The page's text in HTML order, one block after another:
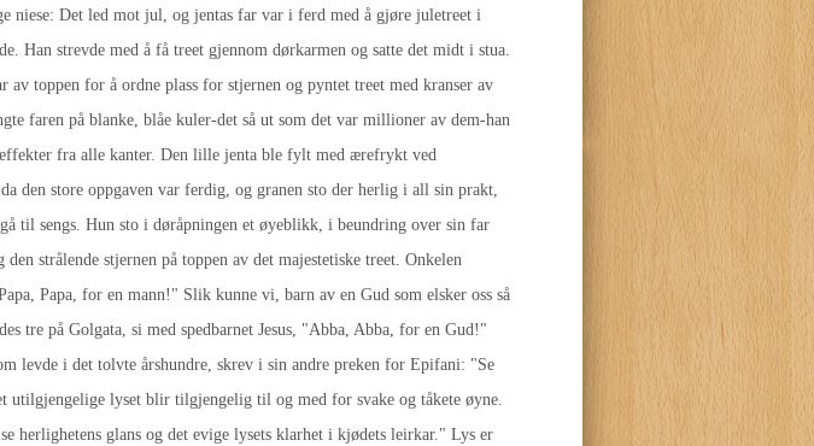
niese: Det led mot jul, og jentas far var i ferd med å gjøre juletreet i
Han strevde med å få treet gjennom dørkarmen og satte det midt i stua.
av toppen for å ordne plass for stjernen og pyntet treet med kranser av
faren på blanke, blåe kuler-det så ut som det var millioner av dem-han
fra alle kanter. Den lille jenta ble fylt med ærefrykt ved
den store oppgaven var ferdig, og granen sto der herlig i all sin prakt,
til sengs. Hun sto i døråpningen et øyeblikk, i beundring over sin far
strålende stjernen på toppen av det majestetiske treet. Onkelen
Papa, for en mann!" Slik kunne vi, barn av en Gud som elsker oss så
tre på Golgata, si med spedbarnet Jesus, "Abba, Abba, for en Gud!"
levde i det tolvte årshundre, skrev i sin andre preken for Epifani: "Se
utilgjengelige lyset blir tilgjengelig til og med for svake og tåkete øyne.
herlighetens glans og det evige lysets klarhet i kjødets leirkar." Lys er